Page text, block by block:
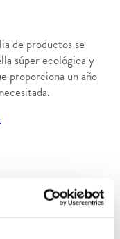
de productos se
súper ecológica y
proporciona un año